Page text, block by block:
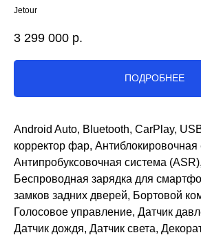
Jetour
3 299 000 р.
ПОДРОБНЕЕ
Android Auto, Bluetooth, CarPlay,
корректор фар, Антиблокировочная
Антипробуксовочная система
Беспроводная зарядка для
замков задних дверей, Бортовой
Голосовое управление, Датчик
Датчик дождя, Датчик света,